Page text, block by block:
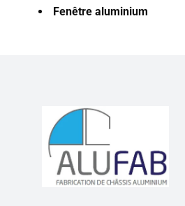
Fenêtre aluminium